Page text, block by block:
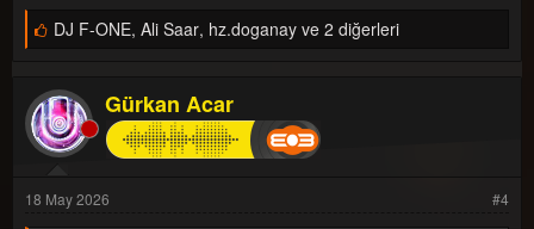
B
n
i
l
e
r
:
DJ F-ONE, Ali Saar, hz.doganay ve 2 diğerleri
Gürkan Acar
18 May 2026 #4